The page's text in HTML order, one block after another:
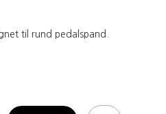
til rund pedalspand.